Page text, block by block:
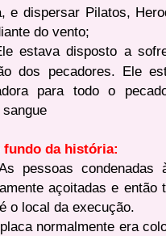
e dispersar Pilatos,
do vento;
estava disposto a
dos pecadores. Ele
para todo o
fundo da história:
pessoas
açoitadas e
o local da execução.
normalmente era